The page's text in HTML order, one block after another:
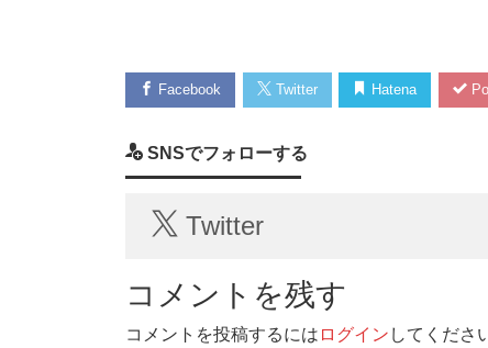
Facebook Twitter Hatena
SNSでフォローする
Twitter
コメントを残す
コメントを投稿するには ログイン してくださ